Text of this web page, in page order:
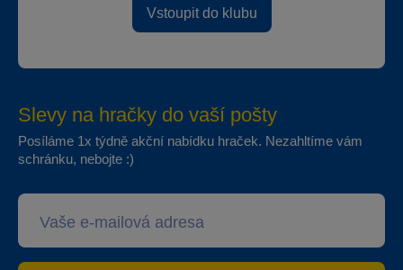
Vstoupit do klubu
Slevy na hračky do vaší pošty
Posíláme 1x týdně akční nabídku hraček. Nezahltíme vám
schránku, nebojte :)